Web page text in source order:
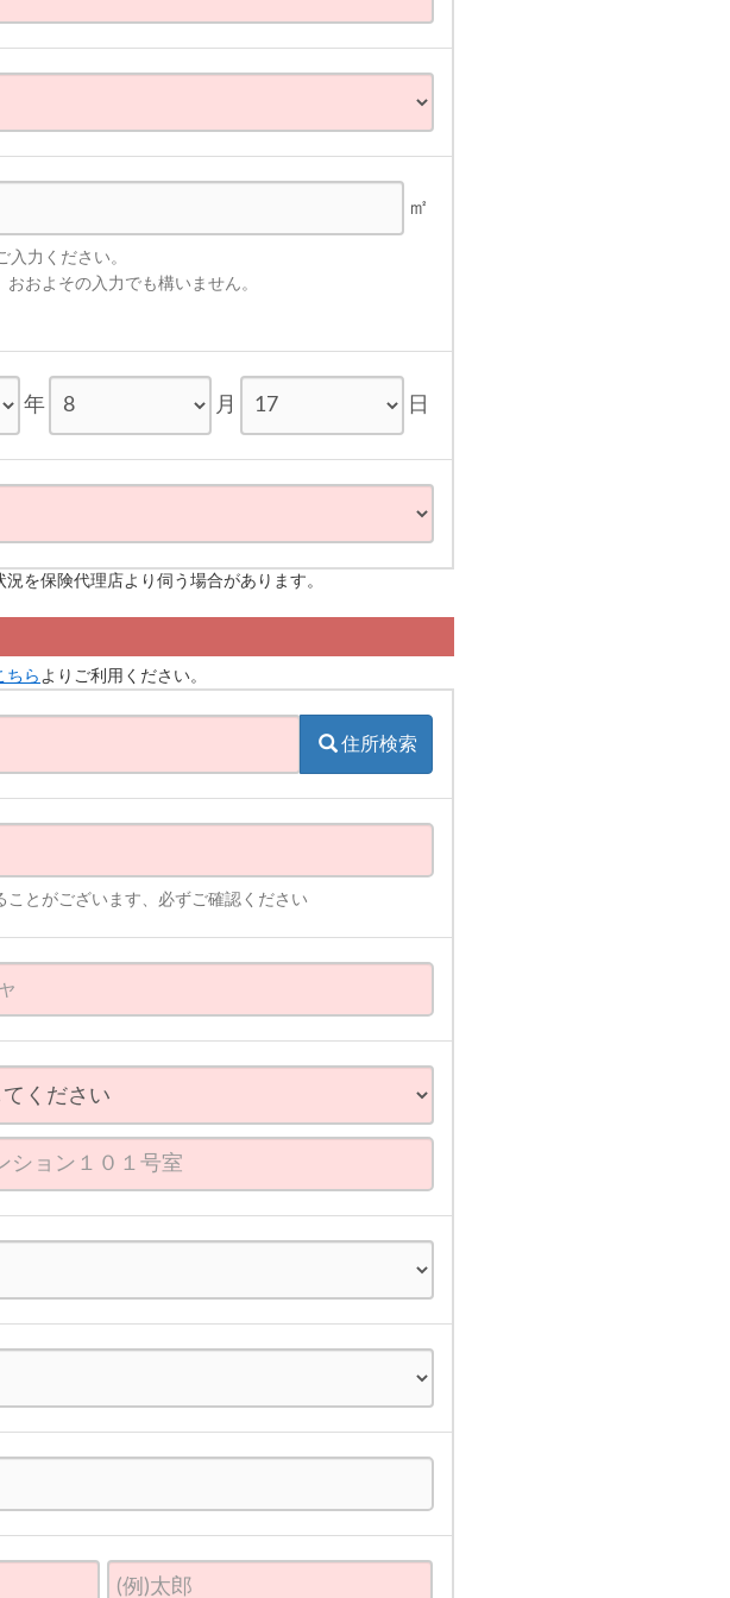
㎡
力ください。
およその入力でも構いません。
年 月 日
を保険代理店より伺う場合があります。
ちら よりご利用ください。
住所検索
とがございます、必ずご確認ください